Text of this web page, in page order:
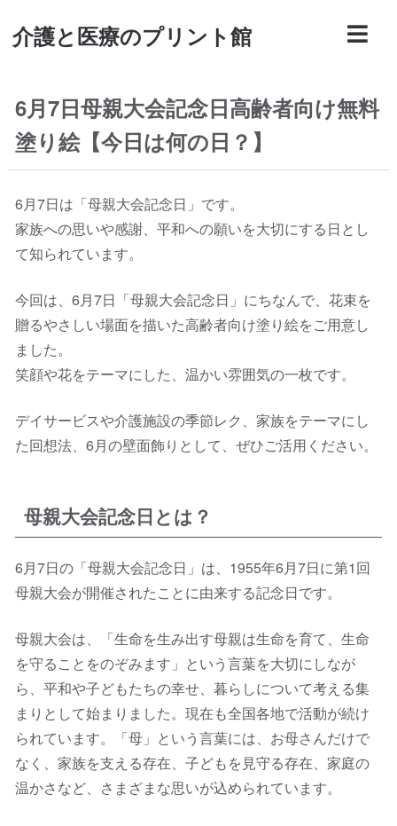
介護と医療のプリント館
6月7日母親大会記念日高齢者向け無料
塗り絵【今日は何の日？】
6月7日は「母親大会記念日」です。
家族への思いや感謝、平和への願いを大切にする日とし
て知られています。
今回は、6月7日「母親大会記念日」にちなんで、花束を
贈るやさしい場面を描いた高齢者向け塗り絵をご用意し
ました。
笑顔や花をテーマにした、温かい雰囲気の一枚です。
デイサービスや介護施設の季節レク、家族をテーマにし
た回想法、6月の壁面飾りとして、ぜひご活用ください。
母親大会記念日とは？
6月7日の「母親大会記念日」は、1955年6月7日に第1回
母親大会が開催されたことに由来する記念日です。
母親大会は、「生命を生み出す母親は生命を育て、生命
を守ることをのぞみます」という言葉を大切にしなが
ら、平和や子どもたちの幸せ、暮らしについて考える集
まりとして始まりました。現在も全国各地で活動が続け
られています。「母」という言葉には、お母さんだけで
なく、家族を支える存在、子どもを見守る存在、家庭の
温かさなど、さまざまな思いが込められています。